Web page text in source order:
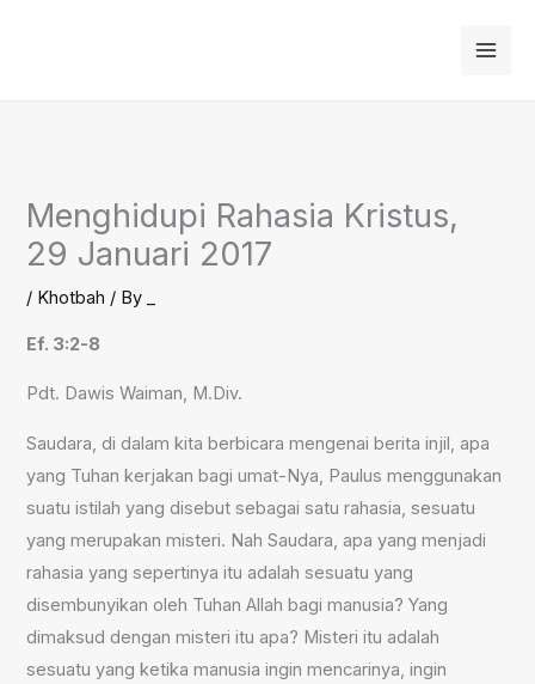
Menghidupi Rahasia Kristus,
29 Januari 2017
/ Khotbah / By
Ef. 3:2-8
Pdt. Dawis Waiman, M.Div.
Saudara, di dalam kita berbicara mengenai berita injil, apa
yang Tuhan kerjakan bagi umat-Nya, Paulus menggunakan
suatu istilah yang disebut sebagai satu rahasia, sesuatu
yang merupakan misteri. Nah Saudara, apa yang menjadi
rahasia yang sepertinya itu adalah sesuatu yang
disembunyikan oleh Tuhan Allah bagi manusia? Yang
dimaksud dengan misteri itu apa? Misteri itu adalah
sesuatu yang ketika manusia ingin mencarinya, ingin